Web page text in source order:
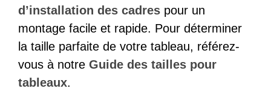
d’installation des cadres pour un
montage facile et rapide. Pour déterminer
la taille parfaite de votre tableau, référez-
vous à notre Guide des tailles pour
tableaux.